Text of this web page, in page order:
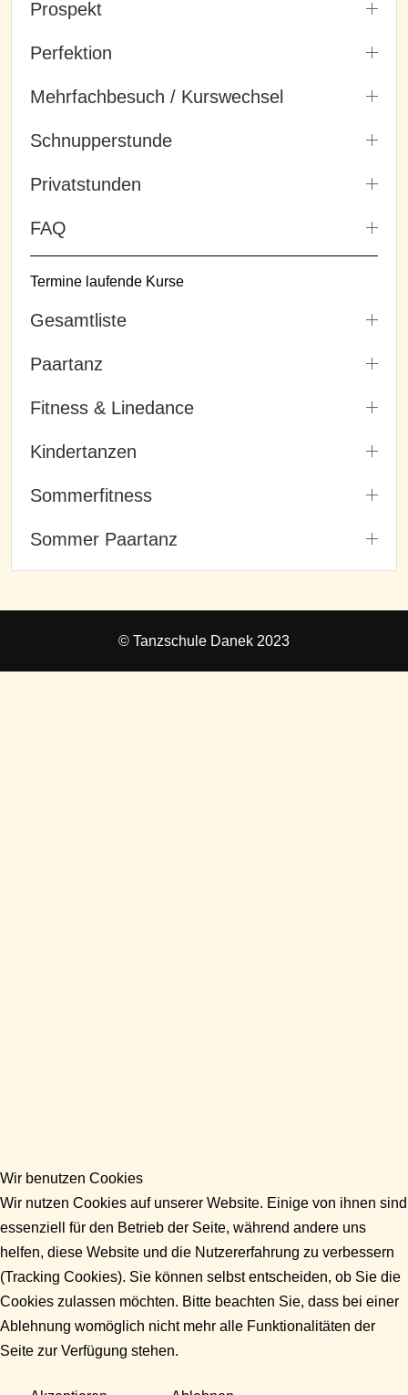
Prospekt
Perfektion
Mehrfachbesuch / Kurswechsel
Schnupperstunde
Privatstunden
FAQ
Termine laufende Kurse
Gesamtliste
Paartanz
Fitness & Linedance
Kindertanzen
Sommerfitness
Sommer Paartanz
© Tanzschule Danek 2023
Wir benutzen Cookies
Wir nutzen Cookies auf unserer Website. Einige von ihnen sind
essenziell für den Betrieb der Seite, während andere uns
helfen, diese Website und die Nutzererfahrung zu verbessern
(Tracking Cookies). Sie können selbst entscheiden, ob Sie die
Cookies zulassen möchten. Bitte beachten Sie, dass bei einer
Ablehnung womöglich nicht mehr alle Funktionalitäten der
Seite zur Verfügung stehen.